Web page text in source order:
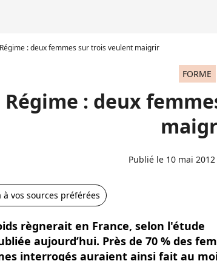
Régime : deux femmes sur trois veulent maigrir
FORME
Régime : deux
Publié le 10 mai 2012
vos sources préférées
règnerait en France, selon l'étude
aujourd’hui. Près de 70 % des
interrogés auraient ainsi fait au